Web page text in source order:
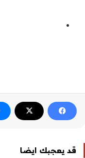
قد يعجبك ايضا